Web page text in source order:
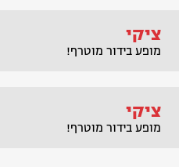
ציקי
מופע בידור מוטרף!
ציקי
מופע בידור מוטרף!